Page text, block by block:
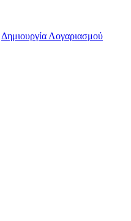
Δημιουργία Λογαριασμού